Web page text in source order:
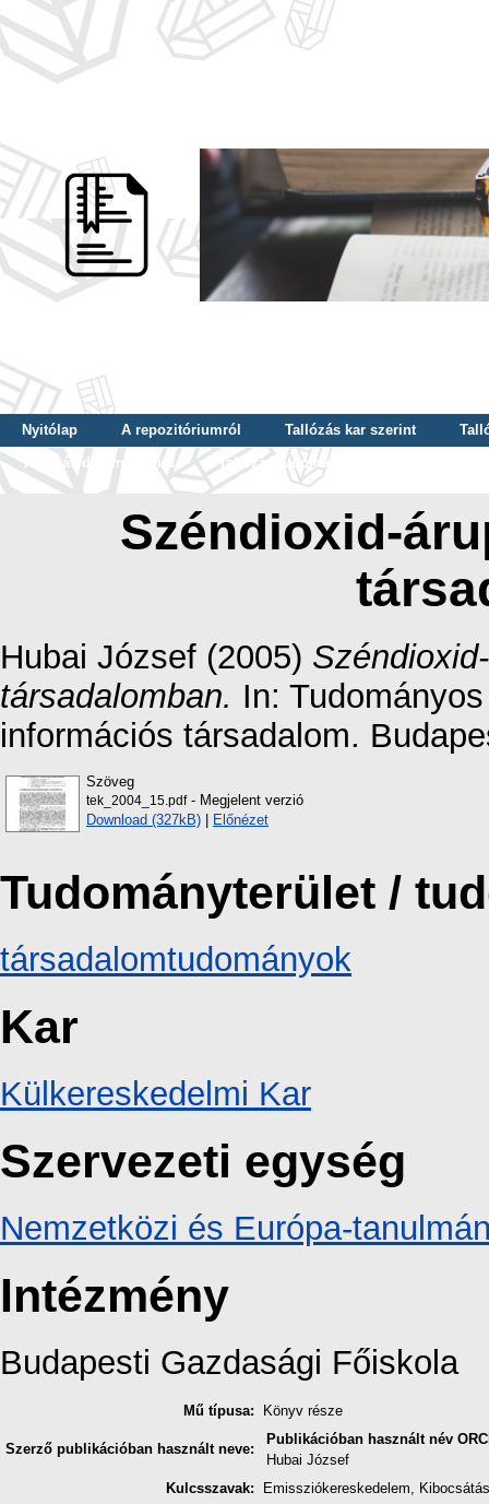
Nyitólap A repozitóriumról Tallózás kar szerint
Tallózás dátum szerint
Tallózás tudományterület szerint
Széndioxid-
Hubai József (2005)
társadalomban. In:
információs társadalom.
Szöveg
tek_2004_15.pdf- Megjelent verzió
Download (327kB) | Előnézet
Tudományterület /
társadalomtudományok
Kar
Külkereskedelmi Kar
Szervezeti egység
Nemzetközi és Európa-
Intézmény
Budapesti Gazdasági Főiskola
Mű típusa: Könyv része
Szerző publikációban használt neve:
Publikációban használt név
Hubai József
Kulcsszavak:
Emissziókereskedelem,